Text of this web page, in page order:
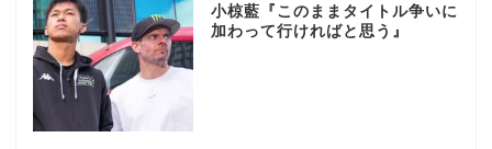
小椋藍『このままタイトル争いに
加わって行ければと思う』